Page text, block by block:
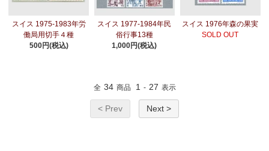
スイス 1975-1983年労
働局用切手４種
500円(税込)
スイス 1977-1984年民
俗行事13種
1,000円(税込)
スイス 1976年森の果実
SOLD OUT
全 34 商品 1 - 27 表示
< Prev Next >